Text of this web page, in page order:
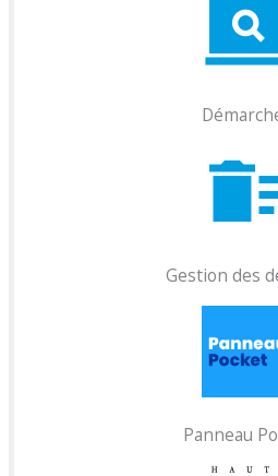
Gestion des
Panneau